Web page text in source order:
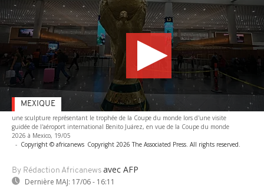
une sculpture représentant le trophée de la Coupe du monde lors d'une visite
guidée de l'aéroport international Benito Juárez, en vue de la Coupe du monde
2026 à Mexico, 19/05
- Copyright © africanews Copyright 2026 The Associated Press. All rights reserved.
By Rédaction Africanews avec AFP
Dernière MAJ: 17/06 - 16:11
MEXIQUE